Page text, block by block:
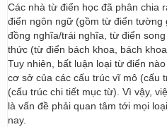
Các nhà từ điển học đã phân chia
điển ngôn ngữ (gồm từ điển tường
đồng nghĩa/trái nghĩa, từ điển
thức (từ điển bách khoa, bách
Tuy nhiên, bất luận loại từ điển
cơ sở của các cấu trúc vĩ mô (cấu
(cấu trúc chi tiết mục từ). Vì vậy,
là vấn đề phải quan tâm tới mọi
nay.